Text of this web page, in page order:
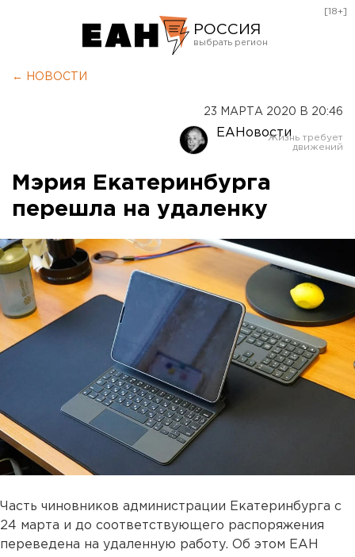
РОССИЯ
Оренбург
[18+]
← НОВОСТИ
23 МАРТА 2020 В 20:46
ЕАНовости
Мэрия Екатеринбурга
перешла на удаленку
Часть чиновников администрации Екатеринбурга с
24 марта и до соответствующего распоряжения
переведена на удаленную работу. Об этом ЕАН